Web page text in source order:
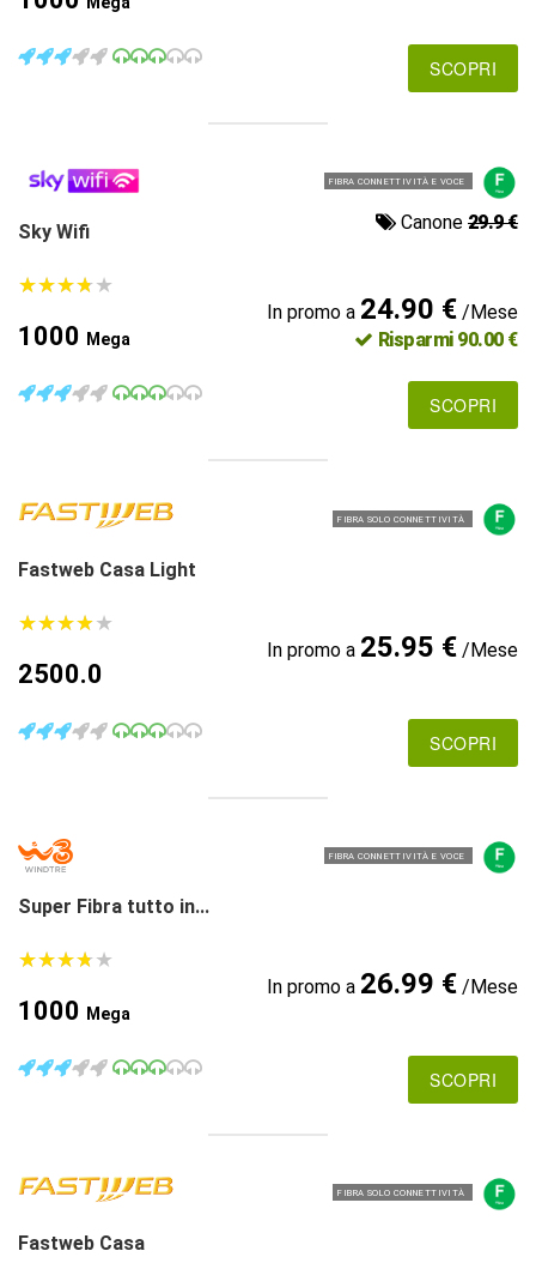
SCOPRI
FIBRA CONNETTIVITÀ E VOCE
Sky Wifi Canone 29.9 €
★★★★★
★★★★★
1000 Mega
In promo a 24.90 €/Mese
Risparmi 90.00 €
SCOPRI
FIBRA SOLO CONNETTIVITÀ
Fastweb Casa Light
★★★★★
★★★★★
2500.0
In promo a 25.95 €/Mese
SCOPRI
FIBRA CONNETTIVITÀ E VOCE
Super Fibra tutto in...
★★★★★
★★★★★
1000 Mega
In promo a 26.99 €/Mese
SCOPRI
FIBRA SOLO CONNETTIVITÀ
Fastweb Casa